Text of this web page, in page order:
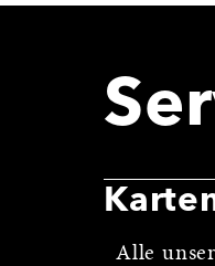
Alle